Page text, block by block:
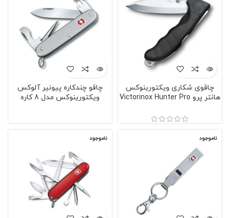
چاقوی شکاری ویکتورینوکس
هانتر پرو Victorinox Hunter Pro
چاقو چندکاره پیونیر آلوکس
ویکتورینوکس مدل 8 کاره
ناموجود ناموجود